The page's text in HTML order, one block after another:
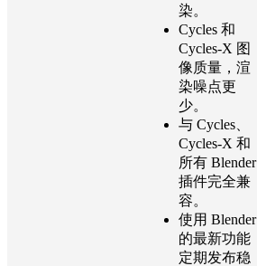
染。
Cycles 和
Cycles-X 图
像质量，渲
染噪点更
少。
与 Cycles、
Cycles-X 和
所有 Blender
插件完全兼
容。
使用 Blender
的最新功能
定期发布稳